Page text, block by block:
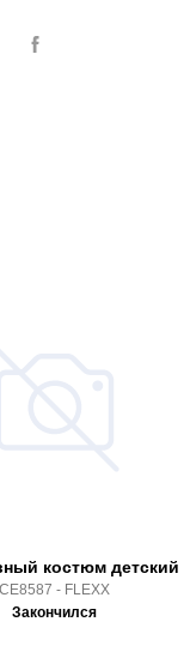
костюм детский
CE8587 - FLEXX
Закончился